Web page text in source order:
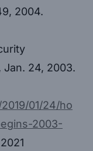
2004.
24, 2003.
01/24/ho
2003-